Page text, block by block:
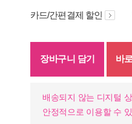
카드/간편결제 할인
장바구니 담기 바
배송되지 않는 디지털
안정적으로 이용할 수